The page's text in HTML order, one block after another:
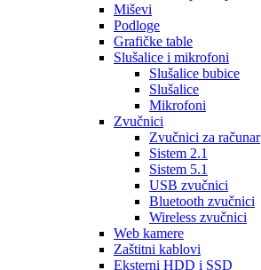
Miševi
Podloge
Grafičke table
Slušalice i mikrofoni
Slušalice bubice
Slušalice
Mikrofoni
Zvučnici
Zvučnici za računar
Sistem 2.1
Sistem 5.1
USB zvučnici
Bluetooth zvučnici
Wireless zvučnici
Web kamere
Zaštitni kablovi
Eksterni HDD i SSD